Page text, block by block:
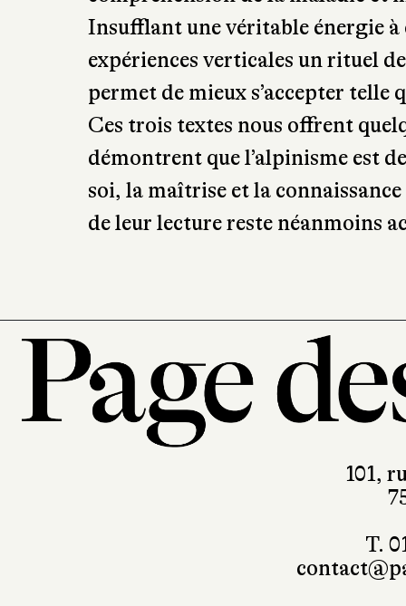
expériences verticales un rituel
permet de mieux s’accepter telle
Ces trois textes nous offrent
démontrent que l’alpinisme est
soi, la maîtrise et la
de leur lecture reste néanmoins
101,
T.